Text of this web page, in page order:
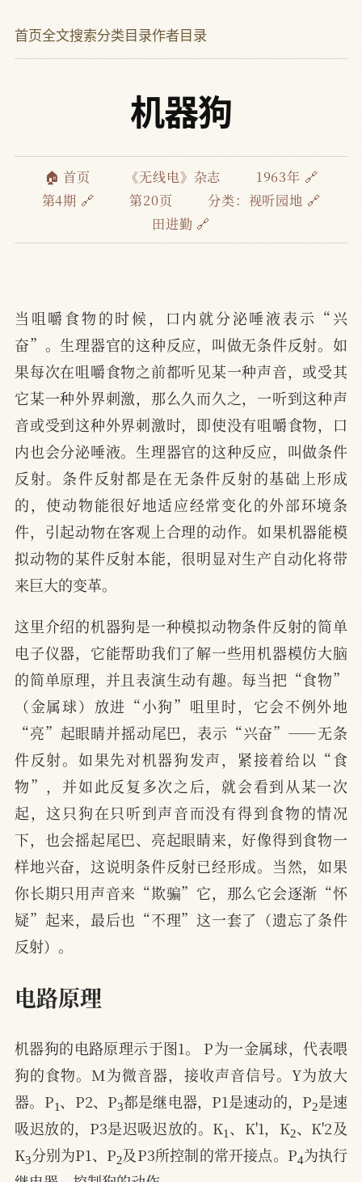
首页全文搜索分类目录作者目录
机器狗
🏠 首页 《无线电》杂志
1963年 🔗
第4期 🔗
第20页 分类： 视听园地 🔗
田进勤 🔗
当咀嚼食物的时候，口内就分泌唾液表示“兴
奋”。生理器官的这种反应，叫做无条件反射。如
果每次在咀嚼食物之前都听见某一种声音，或受其
它某一种外界刺激，那么久而久之，一听到这种声
音或受到这种外界刺激时，即使没有咀嚼食物，口
内也会分泌唾液。生理器官的这种反应，叫做条件
反射。条件反射都是在无条件反射的基础上形成
的，使动物能很好地适应经常变化的外部环境条
件，引起动物在客观上合理的动作。如果机器能模
拟动物的某件反射本能，很明显对生产自动化将带
来巨大的变革。
这里介绍的机器狗是一种模拟动物条件反射的简单
电子仪器，它能帮助我们了解一些用机器模仿大脑
的简单原理，并且表演生动有趣。每当把“食物”
（金属球）放进“小狗”咀里时，它会不例外地
“亮”起眼睛并摇动尾巴，表示“兴奋”——无条
件反射。如果先对机器狗发声，紧接着给以“食
物”，并如此反复多次之后，就会看到从某一次
起，这只狗在只听到声音而没有得到食物的情况
下，也会摇起尾巴、亮起眼睛来，好像得到食物一
样地兴奋，这说明条件反射已经形成。当然，如果
你长期只用声音来“欺骗”它，那么它会逐渐“怀
疑”起来，最后也“不理”这一套了（遗忘了条件
反射）。
电路原理
机器狗的电路原理示于图1。 P为一金属球，代表喂
狗的食物。M为微音器，接收声音信号。Y为放大
器。P1、P2、P3都是继电器，P1是速动的，P2是速
吸迟放的，P3是迟吸迟放的。K1、K'1，K2 、K'2及
K3分别为P1、P2及P3所控制的常开接点。P4为执行